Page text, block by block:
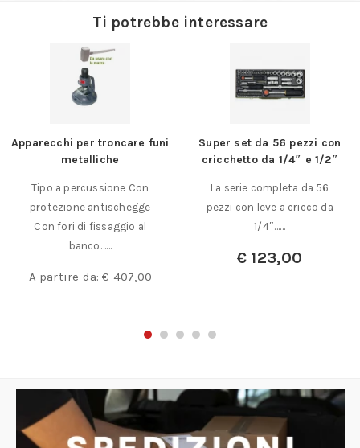
Ti potrebbe interessare
Apparecchi per troncare funi
metalliche
Tipo a percussione Con
protezione antischegge
Con fori di fissaggio al
banco……
A partire da:€ 407,00
Super set da 56 pezzi con
cricchetto da 1/4″ e 1/2″
La serie completa da 56
pezzi con leve a cricco da
1/4″……
€ 123,00